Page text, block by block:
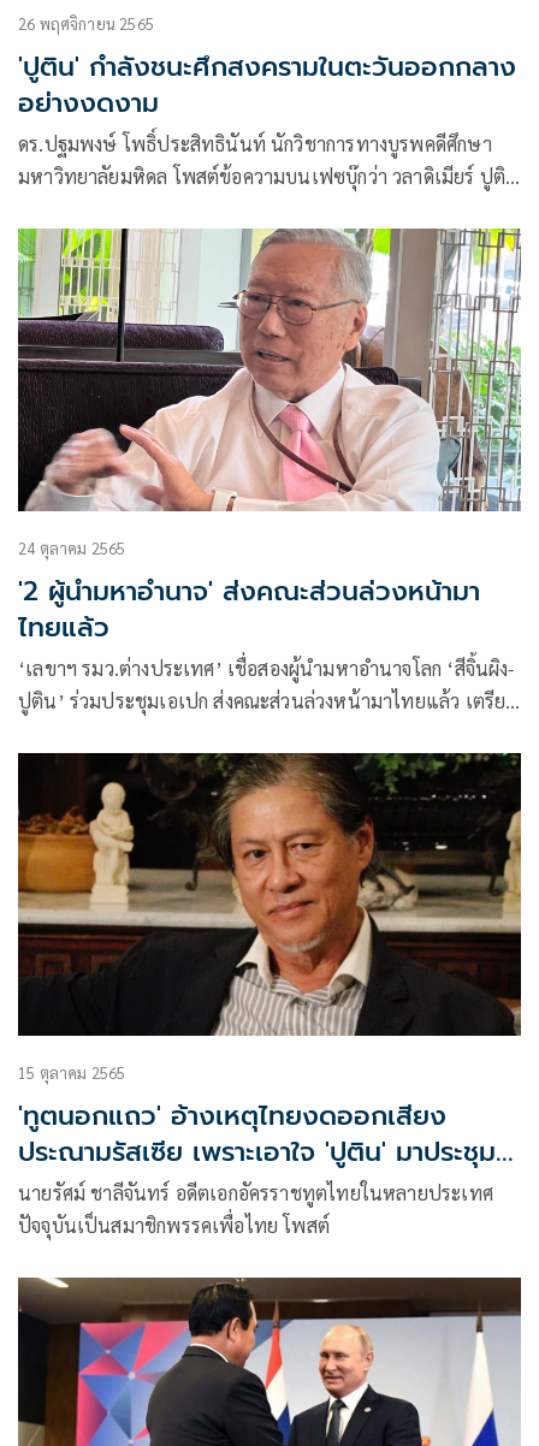
26 พฤศจิกายน 2565
'ปูติน' กำลังชนะศึกสงครามในตะวันออกกลาง
อย่างงดงาม
ดร.ปฐมพงษ์ โพธิ์ประสิทธินันท์ นักวิชาการทางบูรพคดีศึกษา
มหาวิทยาลัยมหิดล โพสต์ข้อความบนเฟซบุ๊กว่า วลาดิเมียร์ ปูติ
24 ตุลาคม 2565
'2 ผู้นำมหาอำนาจ' ส่งคณะส่วนล่วงหน้ามา
ไทยแล้ว
‘เลขาฯ รมว.ต่างประเทศ’ เชื่อสองผู้นำมหาอำนาจโลก ‘สีจิ้นผิง-
ปูติน’ ร่วมประชุมเอเปก ส่งคณะส่วนล่วงหน้ามาไทยแล้ว เตรียม
15 ตุลาคม 2565
'ทูตนอกแถว' อ้างเหตุไทยงดออกเสียง
ประณามรัสเซีย เพราะเอาใจ 'ปูติน' มาประชุมเอ
เปก
นายรัศม์ ชาลีจันทร์ อดีตเอกอัครราชทูตไทยในหลายประเทศ
ปัจจุบันเป็นสมาชิกพรรคเพื่อไทย โพสต์